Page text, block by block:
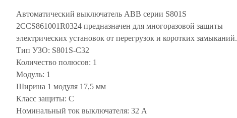
Автоматический выключатель ABB серии S801S
2CCS861001R0324 предназначен для многоразовой защиты
электрических установок от перегрузок и коротких замыканий.
Тип УЗО: S801S-C32
Количество полюсов: 1
Модуль: 1
Ширина 1 модуля 17,5 мм
Класс защиты: C
Номинальный ток выключателя: 32 А